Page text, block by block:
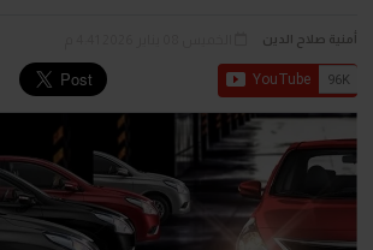
أمنية صلاح الدين